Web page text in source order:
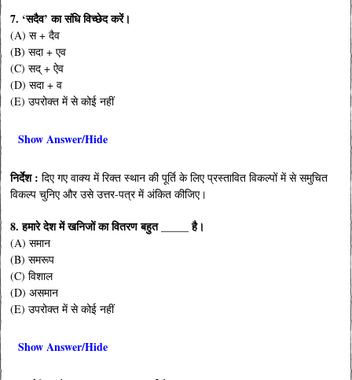
7. ‘सदैव’ का संधि विच्छेद करें।
(A) स + दैव
(B) सदा + एव
(C) सद् + ऐव
(D) सदा + व
(E) उपरोक्त में से कोई नहीं
Show Answer/Hide
निर्देश : दिए गए वाक्य में रिक्त स्थान की पूर्ति के लिए प्रस्तावित विकल्पों में से समुचित
विकल्प चुनिए और उसे उत्तर-पत्र में अंकित कीजिए।
8. हमारे देश में खनिजों का वितरण बहुत _____ है।
(A) समान
(B) समरूप
(C) विशाल
(D) असमान
(E) उपरोक्त में से कोई नहीं
Show Answer/Hide